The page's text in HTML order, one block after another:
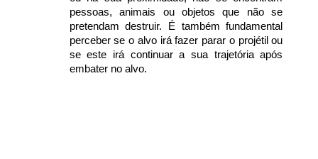
pessoas, animais ou objetos que não se
pretendam destruir. É também fundamental
perceber se o alvo irá fazer parar o projétil ou
se este irá continuar a sua trajetória após
embater no alvo.